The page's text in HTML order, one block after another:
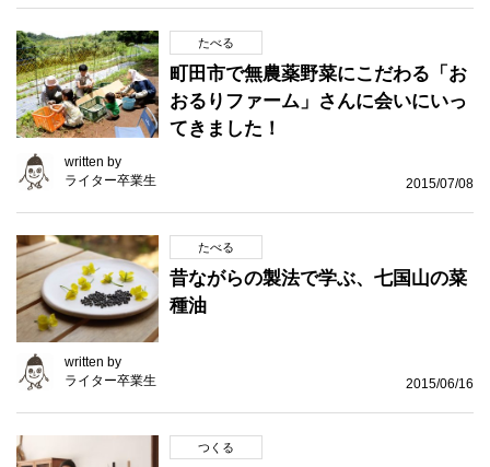
たべる
町田市で無農薬野菜にこだわる「お
おるりファーム」さんに会いにいっ
てきました！
written by
ライター卒業生
2015/07/08
たべる
昔ながらの製法で学ぶ、七国山の菜
種油
written by
ライター卒業生
2015/06/16
つくる